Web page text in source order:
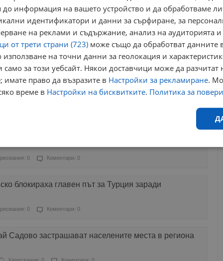
1
ще дойде вторият танкер с гориво от САЩ
0 Коментари: 0
пострадалите от градушките до месец
0 Коментари: 0
блокираха главен път за Турция заради
0 Коментари: 0
Садово застрашават населените места в региона
до информация на вашето устройство и да обработваме
идентификатори и данни за сърфиране, за
на реклами и съдържание, анализ на аудиторията
от трети страни (723) може също да обработват данните
на точни данни за геолокация и
за този уебсайт. Някои доставчици може да разчитат
имате право да възразите в Настройки за рекламиране.
време в Настройки на бисквитките. Политика за
Ефективност Таргетиране Функционалност